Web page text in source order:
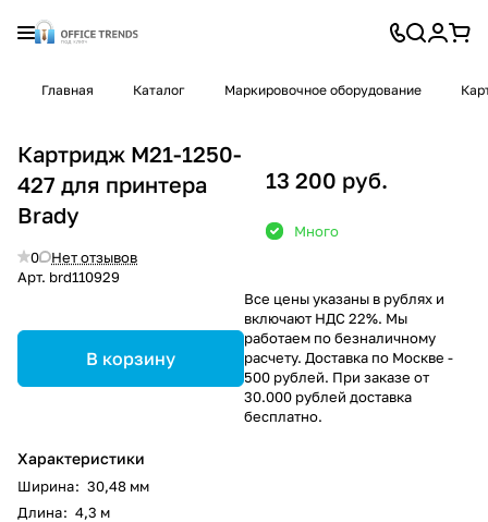
Главная Каталог Маркировочное оборудование
Картридж M21-1250-
427 для принтера
Brady
0
Нет отзывов
Арт. brd110929
В корзину
Характеристики
Ширина: 30,48 мм
Длина: 4,3 м
13 200 руб.
Много
Все цены указаны в рублях и
включают НДС 22%. Мы
работаем по безналичному
расчету. Доставка по Москве -
500 рублей. При заказе от
30.000 рублей доставка
бесплатно.